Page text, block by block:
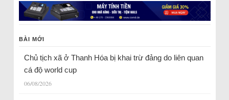
BÀI MỚI
Chủ tịch xã ở Thanh Hóa bị khai trừ đảng do liên quan
cá độ world cup
06/08/2026